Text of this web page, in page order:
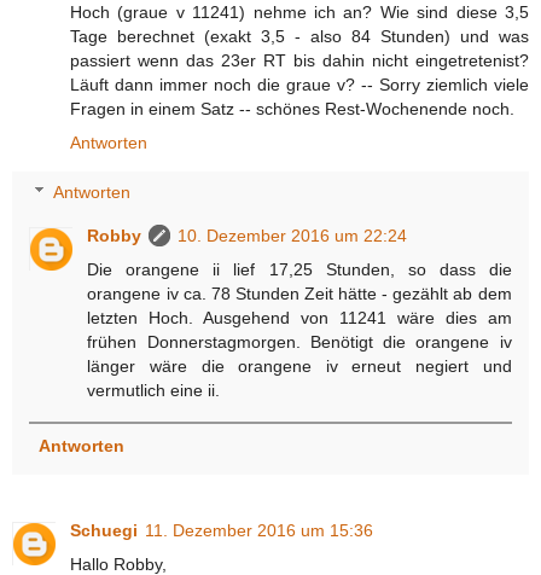
Hoch (graue v 11241) nehme ich an? Wie sind diese 3,5
Tage berechnet (exakt 3,5 - also 84 Stunden) und was
passiert wenn das 23er RT bis dahin nicht eingetretenist?
Läuft dann immer noch die graue v? -- Sorry ziemlich viele
Fragen in einem Satz -- schönes Rest-Wochenende noch.
Antworten
Antworten
Robby
10. Dezember 2016 um 22:24
Die orangene ii lief 17,25 Stunden, so dass die
orangene iv ca. 78 Stunden Zeit hätte - gezählt ab dem
letzten Hoch. Ausgehend von 11241 wäre dies am
frühen Donnerstagmorgen. Benötigt die orangene iv
länger wäre die orangene iv erneut negiert und
vermutlich eine ii.
Antworten
Schuegi 11. Dezember 2016 um 15:36
Hallo Robby,